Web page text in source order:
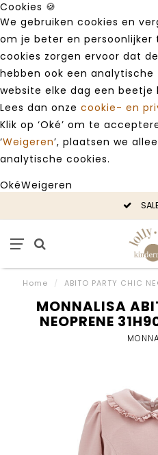
Cookies 🍪
We gebruiken cookies en
om je beter en persoonlijker
cookies zorgen ervoor dat
hebben ook een
website elke dag een beetje
Lees dan onze cookie- en
Klik op ‘Oké’ om te
‘Weigeren’, plaatsen we
analytische cookies.
OkéWeigeren
Home / ABITO PARTY CHIC
MONNALISA
NEOPRENE